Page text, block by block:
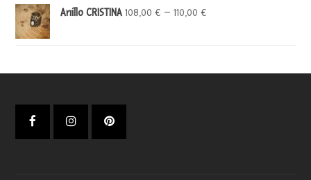
Anillo CRISTINA 108,00€ –110,00€
FacebookInstagramPinterest